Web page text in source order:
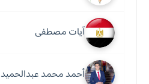
آيات مصطفى
أحمد محمد عبدالحميد